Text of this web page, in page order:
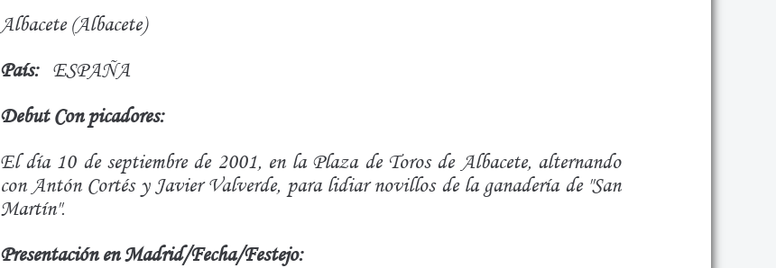
Albacete (Albacete)
País: ESPAÑA
Debut Con picadores:
El día 10 de septiembre de 2001, en la Plaza de Toros de Albacete, alternando
con Antón Cortés y Javier Valverde, para lidiar novillos de la ganadería de "San
Martín".
Presentación en Madrid/Fecha/Festejo: